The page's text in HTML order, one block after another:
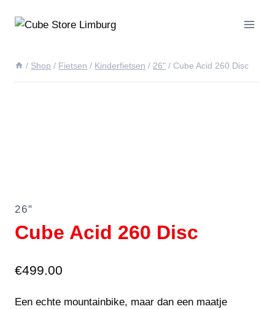
naar
/ Shop / Fietsen / Kinderfietsen / 26" / Cube Acid 260 Disc
26"
Cube Acid 260 Disc
€499.00
Een echte mountainbike, maar dan een maatje